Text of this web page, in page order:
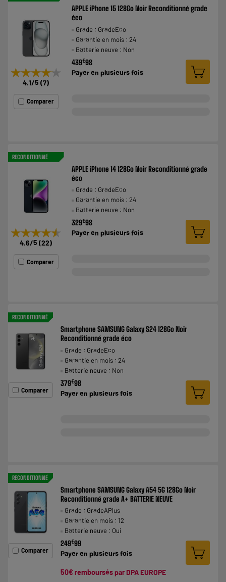
★★★★★
★★★★★
4.1/5 (7)
Comparer
APPLE iPhone 15 128Go Noir Reconditionné grade
éco
Grade : GradeEco
Garantie en mois : 24
Batterie neuve : Non
439€98
Payer en plusieurs fois
RECONDITIONNÉ
★★★★★
★★★★★
4.6/5 (22)
Comparer
APPLE iPhone 14 128Go Noir Reconditionné grade
éco
Grade : GradeEco
Garantie en mois : 24
Batterie neuve : Non
329€98
Payer en plusieurs fois
RECONDITIONNÉ
Comparer
Smartphone SAMSUNG Galaxy S24 128Go Noir
Reconditionné grade éco
Grade : GradeEco
Garantie en mois : 24
Batterie neuve : Non
379€98
Payer en plusieurs fois
RECONDITIONNÉ
Comparer
Smartphone SAMSUNG Galaxy A54 5G 128Go Noir
Reconditionné grade A+ BATTERIE NEUVE
Grade : GradeAPlus
Garantie en mois : 12
Batterie neuve : Oui
249€99
Payer en plusieurs fois
50€ remboursés par DPA EUROPE